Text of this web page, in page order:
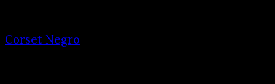
Corset Negro